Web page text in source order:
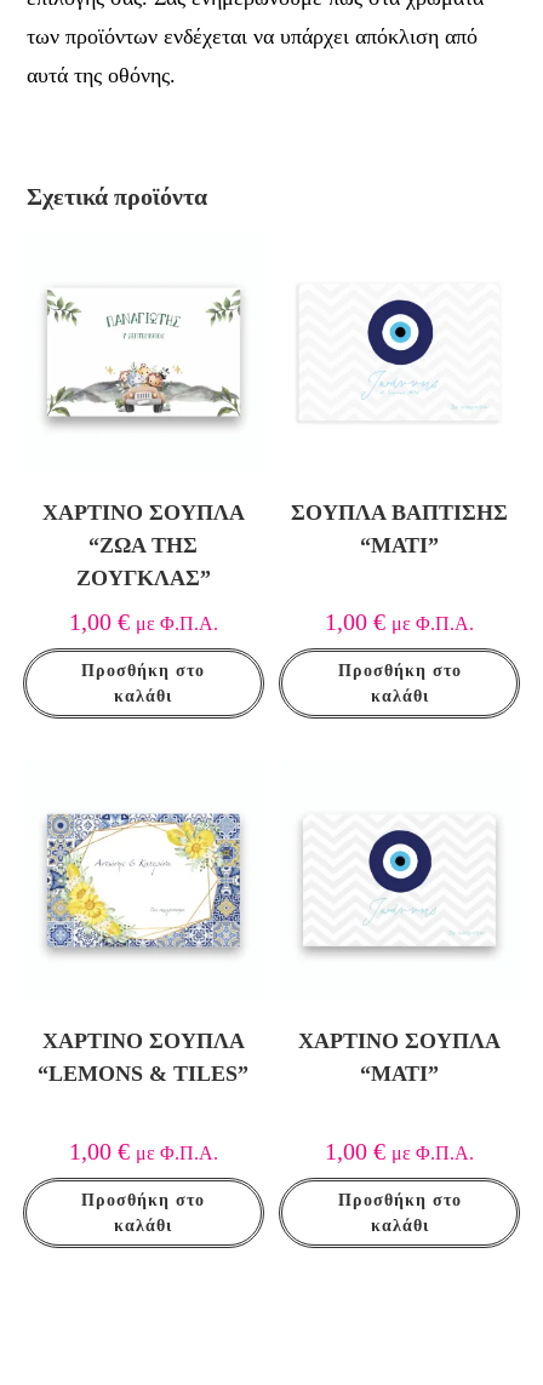
των προϊόντων ενδέχεται να υπάρχει απόκλιση από
αυτά της οθόνης.
Σχετικά προϊόντα
ΧΆΡΤΙΝΟ ΣΟΥΠΛΆ
“ΖΏΑ ΤΗΣ
ΖΟΎΓΚΛΑΣ”
1,00 € με Φ.Π.Α.
Προσθήκη στο
καλάθι
ΣΟΥΠΛΆ ΒΆΠΤΙΣΗΣ
“ΜΆΤΙ”
1,00€ με Φ.Π.Α.
Προσθήκη στο
καλάθι
ΧΆΡΤΙΝΟ ΣΟΥΠΛΆ
“LEMONS & TILES”
1,00 € με Φ.Π.Α.
Προσθήκη στο
καλάθι
ΧΆΡΤΙΝΟ ΣΟΥΠΛΆ
“ΜΆΤΙ”
1,00€ με Φ.Π.Α.
Προσθήκη στο
καλάθι